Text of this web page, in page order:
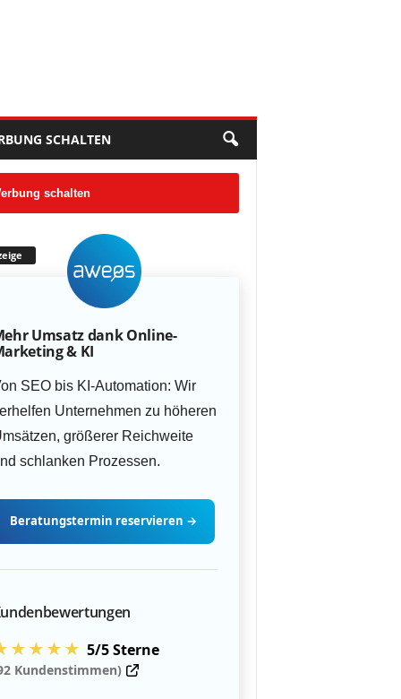
SCHALTEN
schalten
Umsatz dank Online-
& KI
SEO bis KI-Automation: Wir
Unternehmen zu höheren
größerer Reichweite
schlanken Prozessen.
Beratungstermin reservieren →
5/5 Sterne
Kundenstimmen)